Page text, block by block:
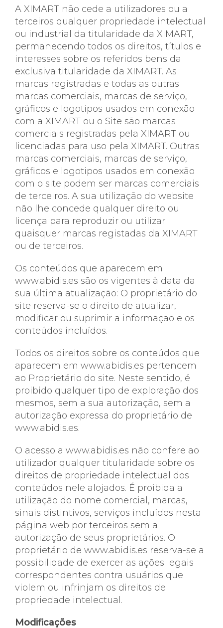
A XIMART não cede a utilizadores ou a
terceiros qualquer propriedade intelectual
ou industrial da titularidade da XIMART,
permanecendo todos os direitos, títulos e
interesses sobre os referidos bens da
exclusiva titularidade da XIMART. As
marcas registradas e todas as outras
marcas comerciais, marcas de serviço,
gráficos e logotipos usados ​​em conexão
com a XIMART ou o Site são marcas
comerciais registradas pela XIMART ou
licenciadas para uso pela XIMART. Outras
marcas comerciais, marcas de serviço,
gráficos e logotipos usados ​​em conexão
com o site podem ser marcas comerciais
de terceiros. A sua utilização do website
não lhe concede qualquer direito ou
licença para reproduzir ou utilizar
quaisquer marcas registadas da XIMART
ou de terceiros.
Os conteúdos que aparecem em
www.abidis.es são os vigentes à data da
sua última atualização: O proprietário do
site reserva-se o direito de atualizar,
modificar ou suprimir a informação e os
conteúdos incluídos.
Todos os direitos sobre os conteúdos que
aparecem em www.abidis.es pertencem
ao Proprietário do site. Neste sentido, é
proibido qualquer tipo de exploração dos
mesmos, sem a sua autorização, sem a
autorização expressa do proprietário de
www.abidis.es.
O acesso a www.abidis.es não confere ao
utilizador qualquer titularidade sobre os
direitos de propriedade intelectual dos
conteúdos nele alojados. É proibida a
utilização do nome comercial, marcas,
sinais distintivos, serviços incluídos nesta
página web por terceiros sem a
autorização de seus proprietários. O
proprietário de www.abidis.es reserva-se a
possibilidade de exercer as ações legais
correspondentes contra usuários que
violem ou infrinjam os direitos de
propriedade intelectual.
Modificações